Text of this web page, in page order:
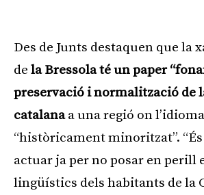
Des de Junts destaquen que la
de la Bressola té un paper
preservació i normalització de
catalanaa una regió on
“històricament minoritzat”.
actuar ja per no posar en perill
lingüístics dels habitants de la